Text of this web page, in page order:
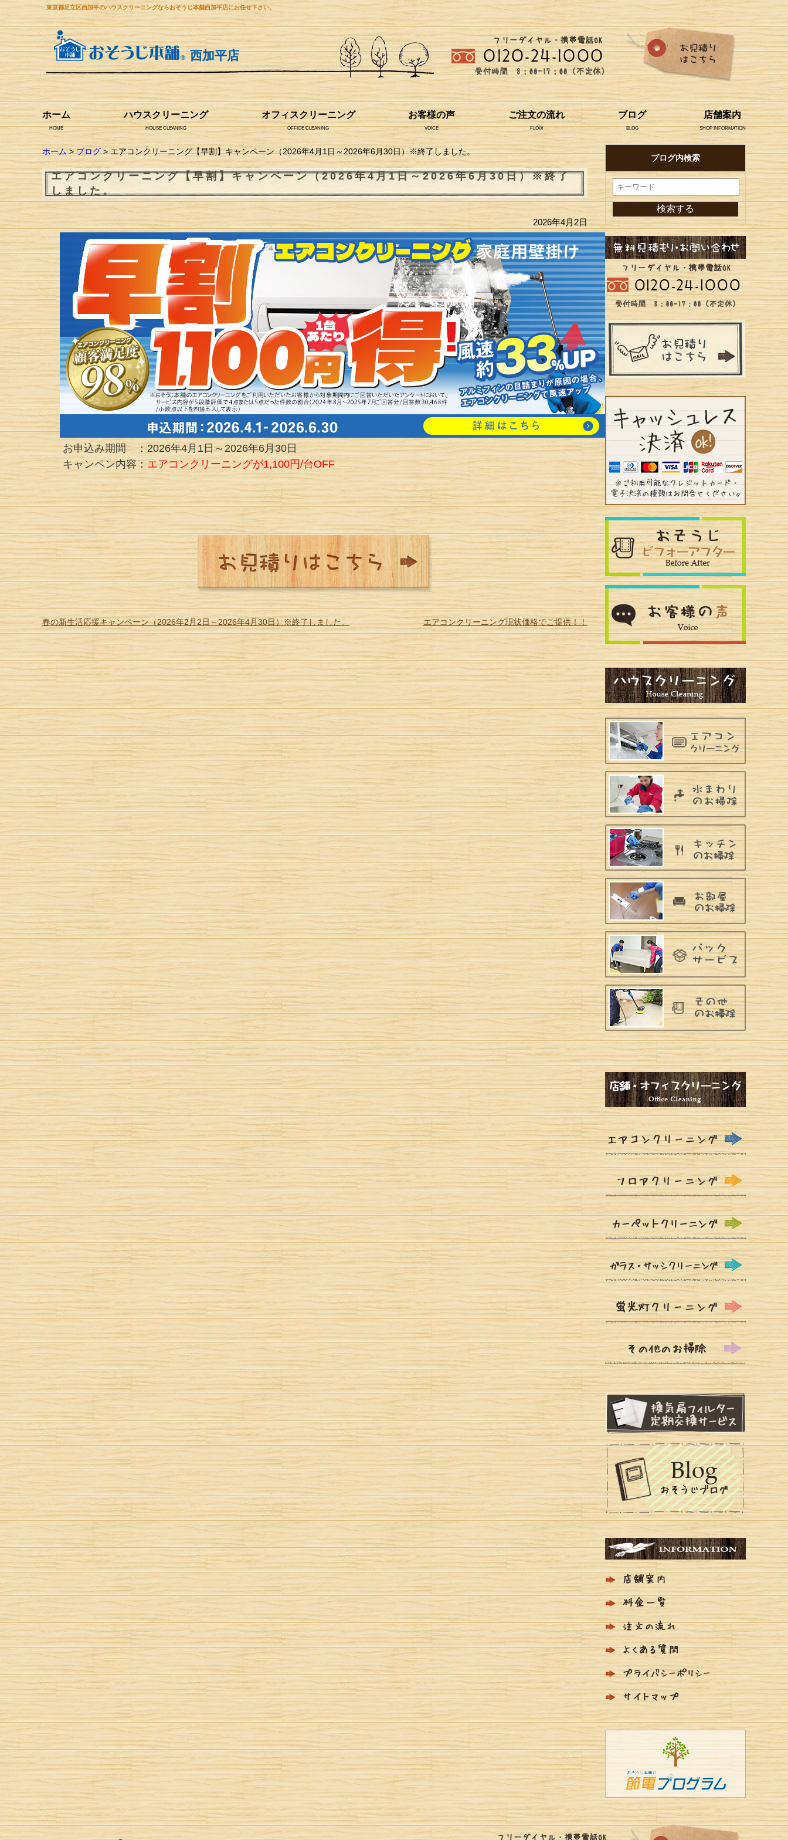
東京都足立区西加平のハウスクリーニングならおそうじ本舗西加平店にお任せ下さい。
西加平店
ホーム
HOME
ハウスクリーニング
HOUSE CLEANING
オフィスクリーニング
OFFICE CLEANING
お客様の声
VOICE
ご注文の流れ
FLOW
ブログ
BLOG
店舗案内
SHOP INFORMATION
ホーム>ブログ> エアコンクリーニング【早割】キャンペーン（2026年4月1日～2026年6月30日）※終了しました。
エアコンクリーニング【早割】キャンペーン（2026年4月1日～2026年6月30日）※終了
しました。
2026年4月2日
お申込み期間 ：2026年4月1日～2026年6月30日
キャンペン内容： エアコンクリーニングが1,100円/台OFF
春の新生活応援キャンペーン（2026年2月2日～2026年4月30日）※終了しました。 エアコンクリーニング現状価格でご提供！！
ブログ内検索